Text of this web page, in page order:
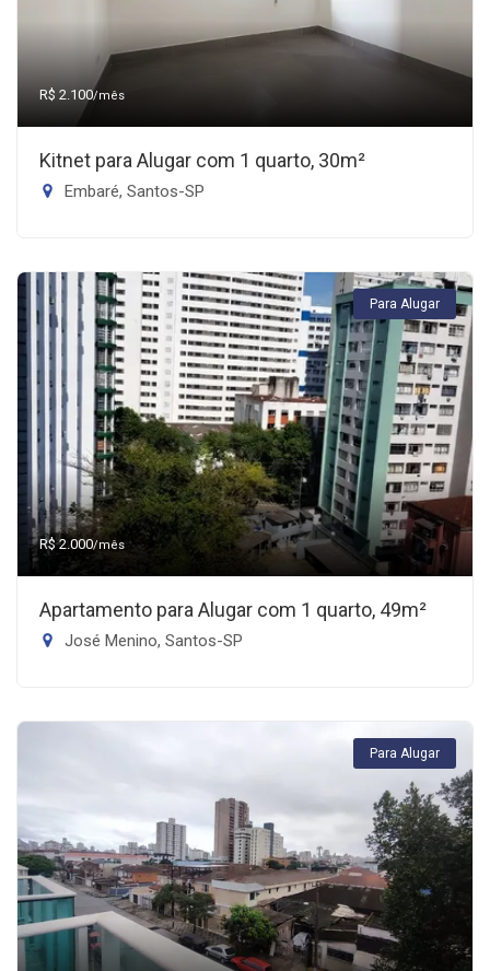
R$ 2.100/mês
Kitnet para Alugar com 1 quarto, 30m²
Embaré, Santos-SP
Para Alugar
R$ 2.000/mês
Apartamento para Alugar com 1 quarto, 49m²
José Menino, Santos-SP
Para Alugar